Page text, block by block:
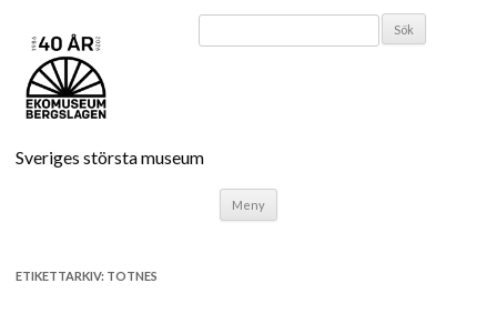
SÖK
Sveriges största museum
Meny
ETIKETTARKIV: TOTNES